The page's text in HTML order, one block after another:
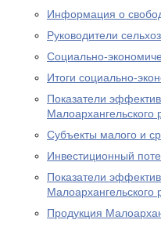
Информация о
Руководители
Социально-
Итоги социально-
Показатели
Малоархангельского
Субъекты малого и
Инвестиционный
Показатели
Малоархангельского
Продукция